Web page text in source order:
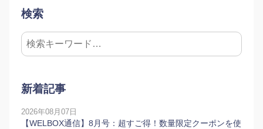
検索
新着記事
2026年08月07日
【WELBOX通信】8月号：超すご得！数量限定クーポンを使